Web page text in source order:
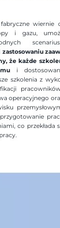
wiernie
i gazu,
że każde
i
szkolenia z
operacyjnego
co przekłada